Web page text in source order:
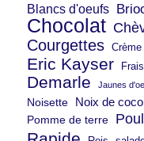
Blancs d'oeufs
Chocolat
Courgettes
Eric Kayser
Demarle
Jaunes
Noisette Noix de coco
Pomme de terre